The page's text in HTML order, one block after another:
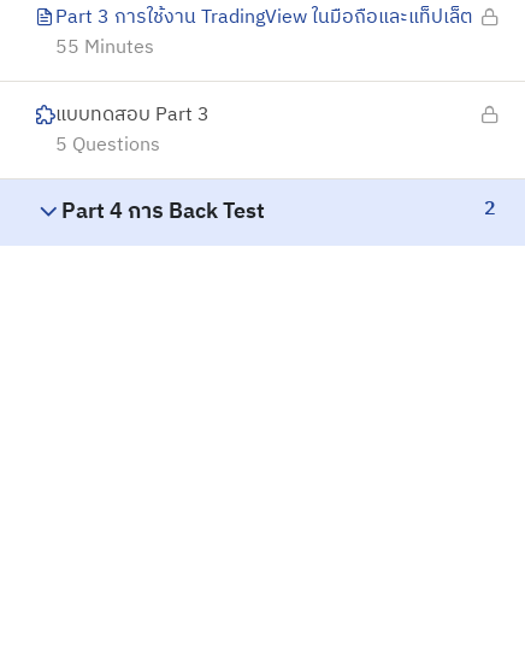
Part 3 การใช้งาน TradingView ในมือถือและแท็ปเล็ต
55 Minutes
แบบทดสอบ Part 3
5 Questions
Part 4 การ Back Test 2